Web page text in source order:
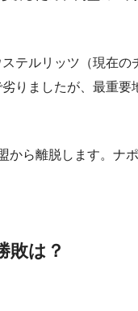
テルリッツ（現在の
りましたが、最重要
から離脱します。ナ
敗は？